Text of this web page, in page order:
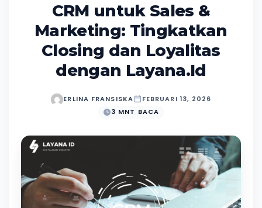
CRM untuk Sales &
Marketing: Tingkatkan
Closing dan Loyalitas
dengan Layana.Id
ERLINA FRANSISKA
FEBRUARI 13, 2026
3 MNT BACA